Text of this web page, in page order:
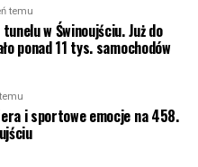
temu
w Świnoujściu. Już do
ponad 11 tys. samochodów
i sportowe emocje na 458.